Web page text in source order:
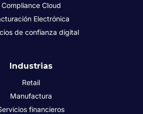
Compliance Cloud
Electrónica
de confianza digital
Industrias
Retail
Manufactura
financieros